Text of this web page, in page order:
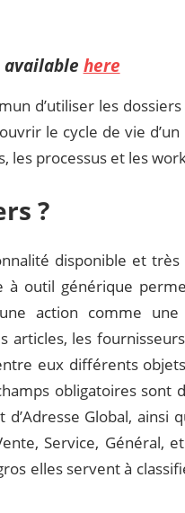
available here
d’utiliser les
le cycle de vie
les processus et les
?
disponible et
à outil générique
action comme
articles, les
eux différents objets
obligatoires sont
Global, ainsi
Service, Général,
elles servent à